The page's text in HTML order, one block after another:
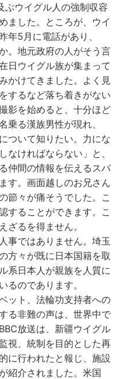
ぶウイグル人の強制収容
ました。ところが、ウイ
年5月に電話があり、
。地元政府の人がそう言
日ウイグル族が集まって
かけてきました。よく見
するなど落ち着きがない
影を始めると、十分ほど
乗る漢族男性が現れ、
ついて知りたい。力にな
なければならない」と、
仲間の情報を伝えるスパ
す。画面越しのお兄さん
節々が痛そうでした。こ
することができます。こ
ざるを得ません。
事ではありません。埼玉
方々が既に日本国籍を取
系日本人が親族を人質に
るのであります。
ット、法輪功支持者への
る非難の声は、世界中で
放送は、新疆ウイグル
視、統制を目的とした再
に行われたと報じ、施設
紹介されました。米国